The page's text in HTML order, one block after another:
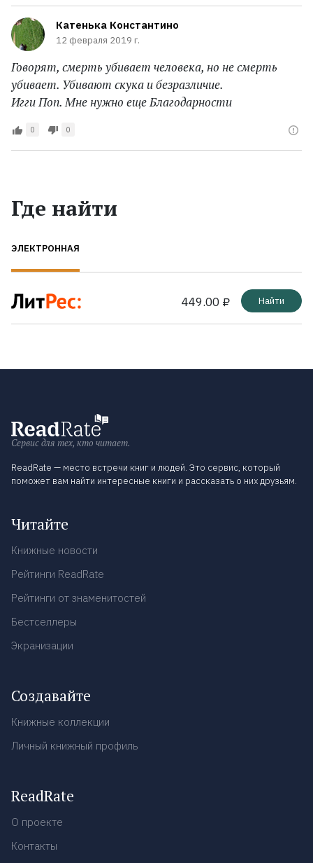
Катенька Константино
12 февраля 2019 г.
Говорят, смерть убивает человека, но не смерть
убивает. Убивают скука и безразличие.
Игги Поп. Мне нужно еще Благодарности
0 0
Где найти
ЭЛЕКТРОННАЯ
449.00 ₽ Найти
Сервис для тех, кто читает.
ReadRate — место встречи книг и людей. Это сервис, который
поможет вам найти интересные книги и рассказать о них друзьям.
Читайте
Книжные новости
Рейтинги ReadRate
Рейтинги от знаменитостей
Бестселлеры
Экранизации
Создавайте
Книжные коллекции
Личный книжный профиль
ReadRate
О проекте
Контакты